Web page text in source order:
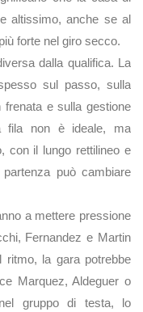
altissimo, anche se al
forte nel giro secco.
dalla qualifica. La
sul passo, sulla
e sulla gestione
fila non è ideale, ma
con il lungo rettilineo e
può cambiare
a mettere pressione
Fernandez e Martin
ritmo, la gara potrebbe
Marquez, Aldeguer o
gruppo di testa, lo